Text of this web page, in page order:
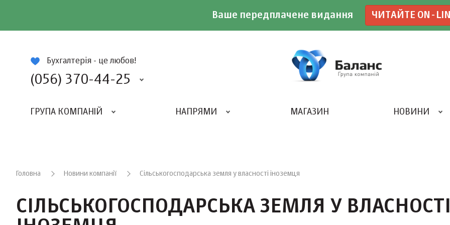
Ваше передплачене видання ЧИТАЙТЕ ON-
Бухгалтерія - це любов!
(056) 370-44-25
ГРУПА КОМПАНІЙ НАПРЯМИ МАГАЗИН НОВИНИ
Головна Новини компанії Сільськогосподарська земля у власності іноземця
СІЛЬСЬКОГОСПОДАРСЬКА ЗЕМЛЯ У